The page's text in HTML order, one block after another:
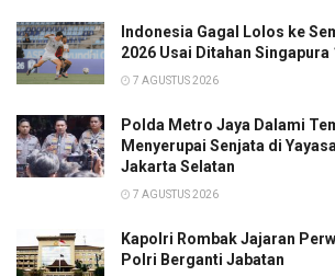
Indonesia Gagal Lolos ke
2026 Usai Ditahan Singapura
7 AGUSTUS 2026
Polda Metro Jaya Dalami
Menyerupai Senjata di
Jakarta Selatan
7 AGUSTUS 2026
Kapolri Rombak Jajaran
Polri Berganti Jabatan